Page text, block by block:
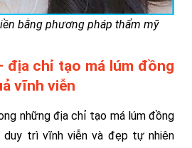
bằng phương pháp thẩm mỹ
địa chỉ tạo má lúm đồng
vĩnh viễn
những địa chỉ tạo má lúm đồng
duy trì vĩnh viễn và đẹp tự nhiên